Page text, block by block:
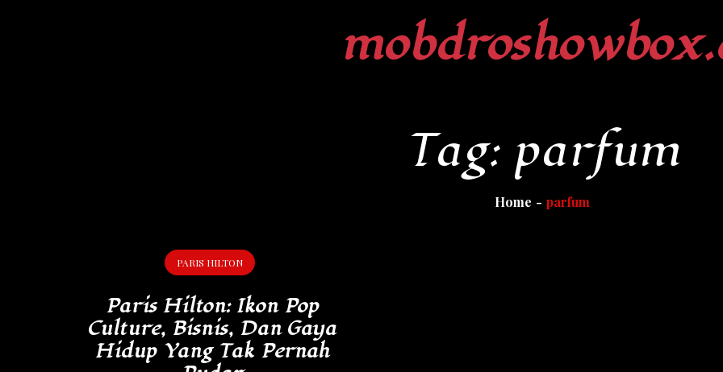
Tag: parfum
Home parfum
PARIS HILTON
Paris Hilton: Ikon Pop
Culture, Bisnis, Dan Gaya
Hidup Yang Tak Pernah